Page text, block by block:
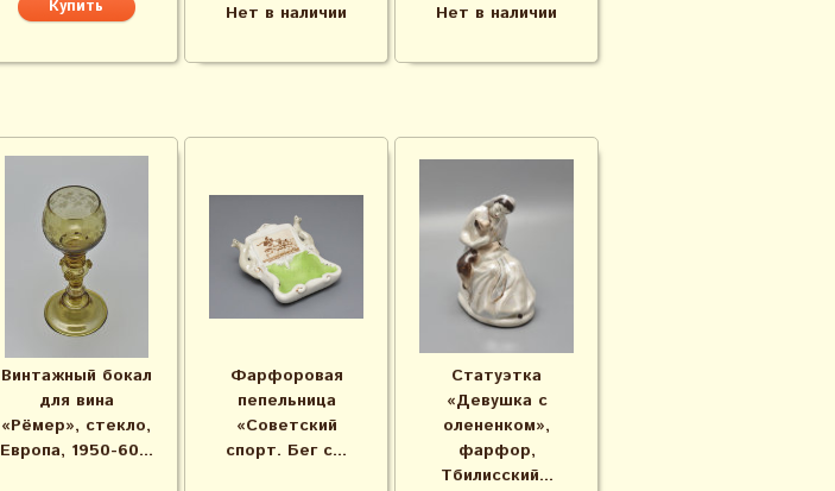
Нет в наличии Нет в наличии
Винтажный бокал
для вина
«Рёмер», стекло,
Европа, 1950-60...
Фарфоровая
пепельница
«Советский
спорт. Бег с...
Статуэтка
«Девушка с
олененком»,
фарфор,
Тбилисский...